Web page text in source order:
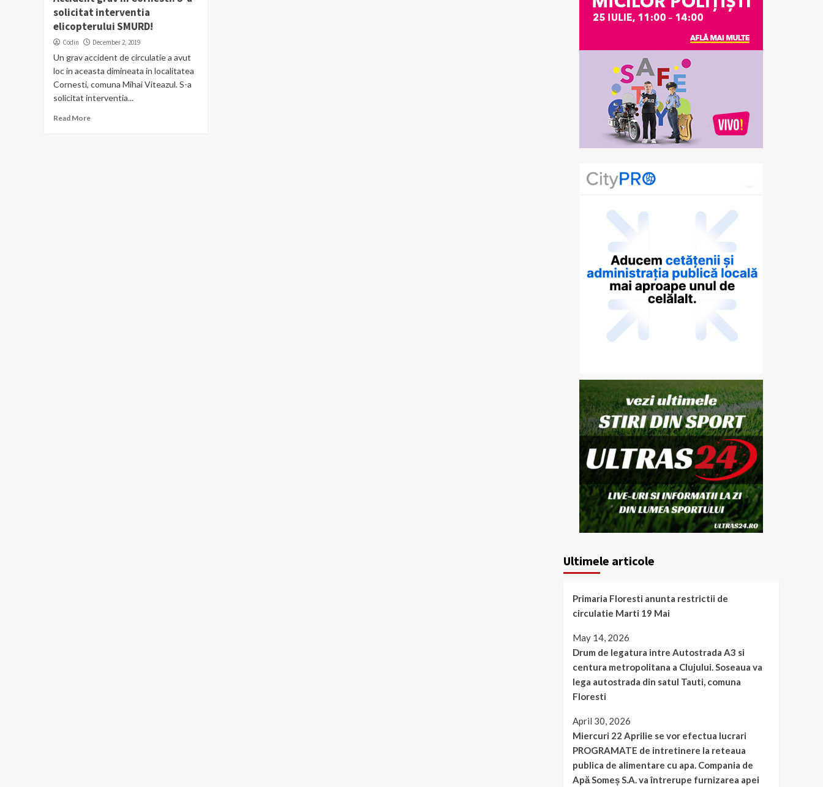
solicitat interventia
elicopterului SMURD!
Codin December 2, 2019
Un grav accident de circulatie a avut
loc in aceasta dimineata in localitatea
Cornesti, comuna Mihai Viteazul. S-a
solicitat interventia...
Read More
Ultimele articole
Primaria Floresti anunta restrictii de
circulatie Marti 19 Mai
May 14, 2026
Drum de legatura intre Autostrada A3 si
centura metropolitana a Clujului. Soseaua va
lega autostrada din satul Tauti, comuna
Floresti
April 30, 2026
Miercuri 22 Aprilie se vor efectua lucrari
PROGRAMATE de intretinere la reteaua
publica de alimentare cu apa. Compania de
Apă Someș S.A. va întrerupe furnizarea apei